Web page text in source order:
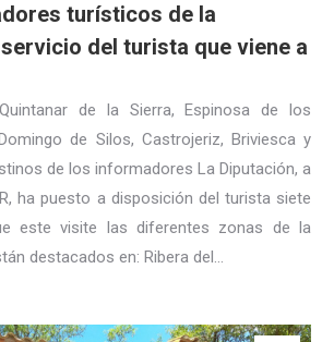
turísticos de la
del turista que viene a
de la Sierra, Espinosa de los
de Silos, Castrojeriz, Briviesca y
de los informadores La Diputación, a
ha puesto a disposición del turista siete
este visite las diferentes zonas de la
destacados en: Ribera del…